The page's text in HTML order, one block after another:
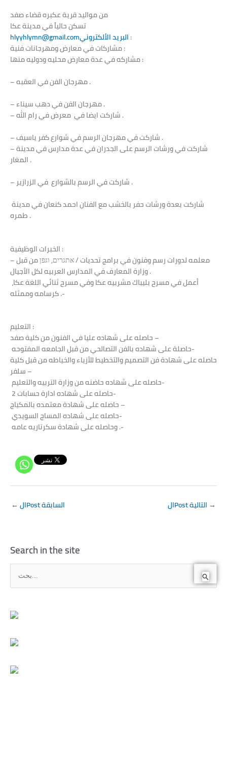
من مواليد قرية عكبره قضاء صفد
تسكن حالياً في مدينة عكا
hlyyhlymn@gmail.comالبريد الألكتروني:
مشاركات في معارضومهرجانات فنية :
مشاركه في عدة معارض محليه ودوليه منها :
– مهرجان الفن في العقبه .
– مهرجان الفن في دهب سيناء .
– شاركت ايضا في معرض في رام الله .
– شاركت في مهرجان الرسم في شوارع كفر ياسيف .
– شاركت في ورشات الرسم على الجدران في عدة مدارس في مدينة
المغار .
– شاركت في الرسم بالشوارع في الزرازير .
طمره .
الخبرات الوظيفية :
– معلمه لدورات رسم وفنون في برامج تحديات / אתגרים, וגפן من قبل
وزارة المعارف في المدارس العربيه لكل الأجيال .
كرسامه وممثله .-
التعليم:
حاصله على شهاده عليا في الفنون من كلية صفد –
حاصلة على شهاده بالفن التصالحي من قبل الجامعه المفتوحه-
حاصله على شهادة فن التصميم والتخطيط للأزياء والخياطه من قبل كلية
سلفر –
حاصله على شهاده حاضنه من وزارة التربيه والتعليم-
حاصله على شهاده ادارة حسابات 2-
حاصله على شهادة معتمده بالمكياج –
حاصله على شهاده المساج السويدي-
وحاصله على شهادة سكرتاريه عامه .-
← الPost السابقة →
Search in the site
ح
ع
: